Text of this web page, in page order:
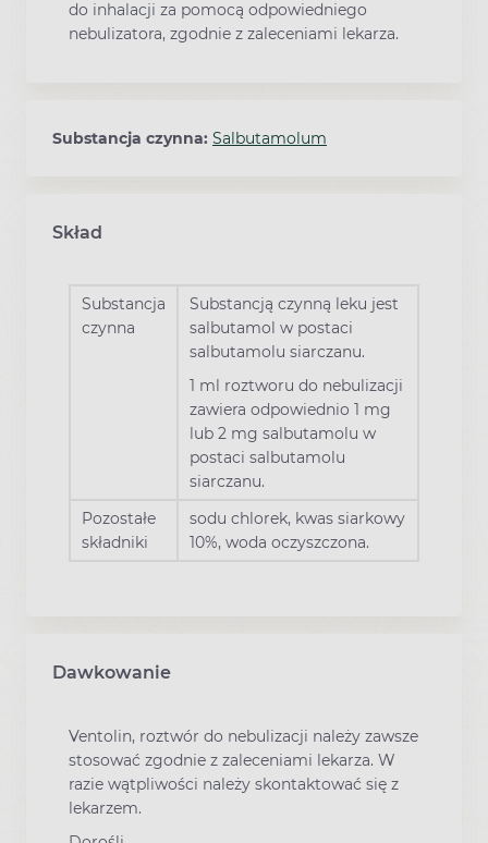
do inhalacji za pomocą odpowiedniego
nebulizatora, zgodnie z zaleceniami lekarza.
Substancja czynna: Salbutamolum
Skład
Substancja
czynna
Substancją czynną leku jest
salbutamol w postaci
salbutamolu siarczanu.
1 ml roztworu do nebulizacji
zawiera odpowiednio 1 mg
lub 2 mg salbutamolu w
postaci salbutamolu
siarczanu.
Pozostałe
składniki
sodu chlorek, kwas siarkowy
10%, woda oczyszczona.
Dawkowanie
Ventolin, roztwór do nebulizacji należy zawsze
stosować zgodnie z zaleceniami lekarza. W
razie wątpliwości należy skontaktować się z
lekarzem.